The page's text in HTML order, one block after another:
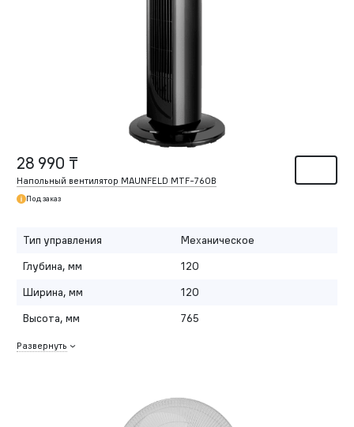
28 990 ₸
Напольный вентилятор MAUNFELD MTF-760B
Под заказ
Тип управления
Механическое
Глубина, мм
120
Ширина, мм
120
Высота, мм
765
Развернуть